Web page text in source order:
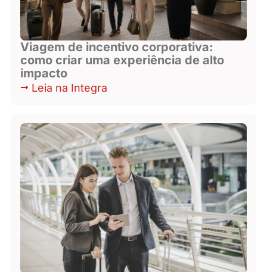
Viagem de incentivo corporativa:
como criar uma experiência de alto
impacto
Leia na Integra